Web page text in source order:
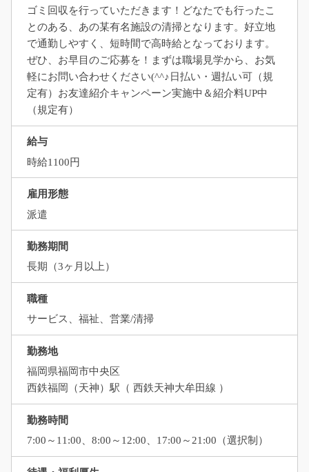
ゴミ回収を行っていただきます！どなたでも行ったこ
とのある、あの某有名施設の清掃となります。好立地
で通勤しやすく、短時間で高時給となっております。
ぜひ、お早目のご応募を！まずは職場見学から、お気
軽にお問い合わせください(^^♪日払い・週払い可（規
定有）お友達紹介キャンペーン実施中＆紹介料UP中
（規定有）
給与
時給1100円
雇用形態
派遣
勤務期間
長期（3ヶ月以上）
職種
サービス、福祉、営業/清掃
勤務地
福岡県福岡市中央区
西鉄福岡（天神）駅（ 西鉄天神大牟田線 ）
勤務時間
7:00～11:00、8:00～12:00、17:00～21:00（選択制）